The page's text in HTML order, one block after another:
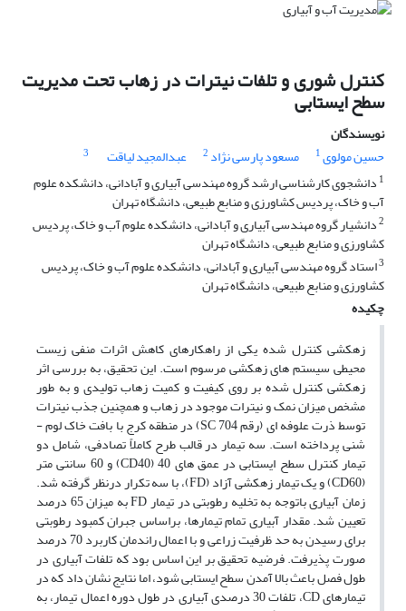
کنترل شوری و تلفات نیترات در زهاب تحت مدیریت
سطح ایستابی
نویسندگان
حسین مولوی1 مسعود پارسی نژاد 2 عبدالمجید لیاقت
3
1 دانشجوی کارشناسی ارشد گروه مهندسی آبیاری و آبادانی، دانشکده علوم
آب و خاک، پردیس کشاورزی و منابع طبیعی، دانشگاه تهران
2دانشیار گروه مهندسی آبیاری و آبادانی، دانشکده علوم آب و خاک، پردیس
کشاورزی و منابع طبیعی، دانشگاه تهران
3استاد گروه مهندسی آبیاری و آبادانی، دانشکده علوم آب و خاک، پردیس
کشاورزی و منابع طبیعی، دانشگاه تهران
چکیده
زهکشی کنترل شده یکی از راهکارهای کاهش اثرات منفی زیست
محیطی سیستم های زهکشی مرسوم است. این تحقیق، به بررسی اثر
زهکشی کنترل شده بر روی کیفیت و کمیت زهاب تولیدی و به طور
مشخص میزان نمک و نیترات موجود در زهاب و همچنین جذب نیترات
توسط ذرت علوفه ای (رقم SC 704) در منطقه کرج با بافت خاک لوم -
شنی پرداخته است. سه تیمار در قالب طرح کاملاً تصادفی، شامل دو
تیمار کنترل سطح ایستابی در عمق های 40 (CD40) و 60 سانتی متر
(CD60) و یک تیمار زهکشی آزاد (FD)، با سه تکرار درنظر گرفته شد.
زمان آبیاری باتوجه به تخلیه رطوبتی در تیمار FD به میزان 65 درصد
تعیین شد. مقدار آبیاری تمام تیمارها، براساس جبران کمبود رطوبتی
برای رسیدن به حد ظرفیت زراعی و با اعمال راندمان کاربرد 70 درصد
صورت پذیرفت. فرضیه تحقیق بر این اساس بود که تلفات آبیاری در
طول فصل باعث بالا آمدن سطح ایستابی شود، اما نتایج نشان داد که در
تیمارهای CD، تلفات 30 درصدی آبیاری در طول دوره اعمال تیمار، به